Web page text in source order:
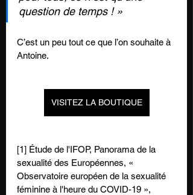
question de temps ! »
C’est un peu tout ce que l’on souhaite à
Antoine.
VISITEZ LA BOUTIQUE
[1] Étude de l'IFOP, Panorama de la
sexualité des Européennes, «
Observatoire européen de la sexualité
féminine à l'heure du COVID-19 »,